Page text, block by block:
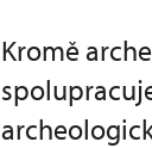
Kromě